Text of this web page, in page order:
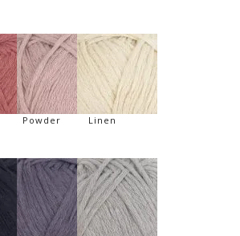
Powder Linen